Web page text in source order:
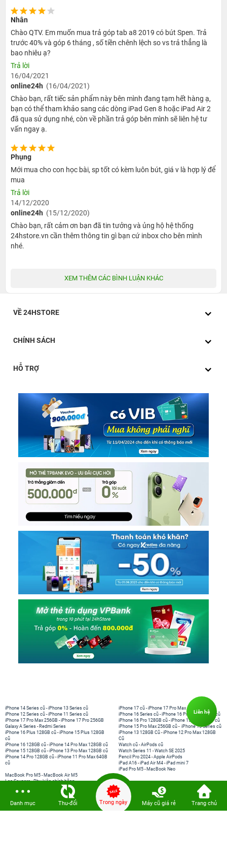
Nhân
Chào QTV. Em muốn mua trả góp tab a8 2019 có bút Spen. Trả
trước 40% và góp 6 tháng , số tiền chênh lệch so vs trả thẳng là
bao nhiêu ạ?
Trả lời
16/04/2021
online24h (16/04/2021)
Chào bạn, rất tiếc sản phẩm này bên mình đang tạm hết hàng ạ,
bạn có thể tham khảo sang các dòng iPad Gen 8 hoặc iPad Air 2
đã qua sử dụng nhé, còn về phần trả góp bên mình sẽ liên hệ tư
vấn ngay ạ.
Phụng
Mới mua cho con học bài, sp tốt có kèm luôn bút, giá v là hợp lý để
mua
Trả lời
14/12/2020
online24h (15/12/2020)
Chào bạn, rất cảm ơn bạn đã tin tưởng và ủng hộ hệ thống
24hstore.vn cần thêm thông tin gì bạn cứ inbox cho bên mình
nhé.
XEM THÊM CÁC BÌNH LUẬN KHÁC
VỀ 24HSTORE
CHÍNH SÁCH
HỖ TRỢ
iPhone 14 Series cũ -iPhone 13 Series cũ
iPhone 12 Series cũ -iPhone 11 Series cũ
iPhone 17 Pro Max 256GB -iPhone 17 Pro 256GB
Galaxy A Series - Redmi Series
iPhone 17 cũ -iPhone 17 Pro Max cũ
iPhone 16 Series cũ - iPhone 16 Pro Max 256GB cũ
iPhone 16 Pro 128GB cũ -iPhone 15 Pro 128GB cũ
iPhone 15 Pro Max 256GB cũ - iPhone 15 Series cũ
iPhone 16 Plus 128GB cũ -iPhone 15 Plus 128GB
cũ
iPhone 16 128GB cũ -iPhone 14 Pro Max 128GB cũ
iPhone 15 128GB cũ -iPhone 13 Pro Max 128GB cũ
iPhone 14 Pro 128GB cũ -iPhone 11 Pro Max 64GB
cũ
iPhone 13 128GB Cũ -iPhone 12 Pro Max 128GB
Cũ
Watch cũ -AirPods cũ
Watch Series 11 -Watch SE 2025
Pencil Pro 2024 -Apple AirPods
iPad A16 -iPad Air M4 -iPad mini 7
iPad Pro M5 - MacBook Neo
MacBook Pro M5 - MacBook Air M5
Loa Sounarc-Phụ kiện chính hãng
Kết nối 24hStore
Danh mục Thu-đổi Trong ngày Máy cũ giá rẻ Trang chủ
Liên hệ